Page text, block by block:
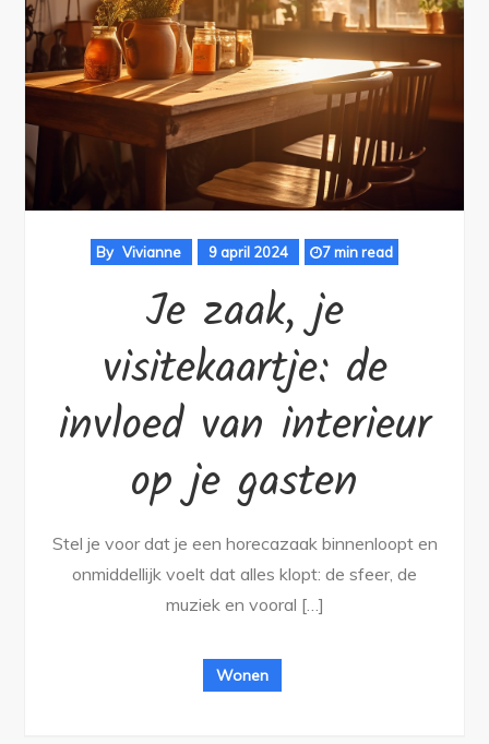
By Vivianne 9 april 2024 7 min read
Je zaak, je
visitekaartje: de
invloed van interieur
op je gasten
Stel je voor dat je een horecazaak binnenloopt en
onmiddellijk voelt dat alles klopt: de sfeer, de
muziek en vooral […]
Wonen